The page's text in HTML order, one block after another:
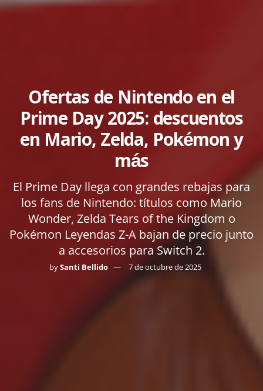
Ofertas de Nintendo en el
Prime Day 2025: descuentos
en Mario, Zelda, Pokémon y
más
El Prime Day llega con grandes rebajas para
los fans de Nintendo: títulos como Mario
Wonder, Zelda Tears of the Kingdom o
Pokémon Leyendas Z-A bajan de precio junto
a accesorios para Switch 2.
bySanti Bellido 7 de octubre de 2025